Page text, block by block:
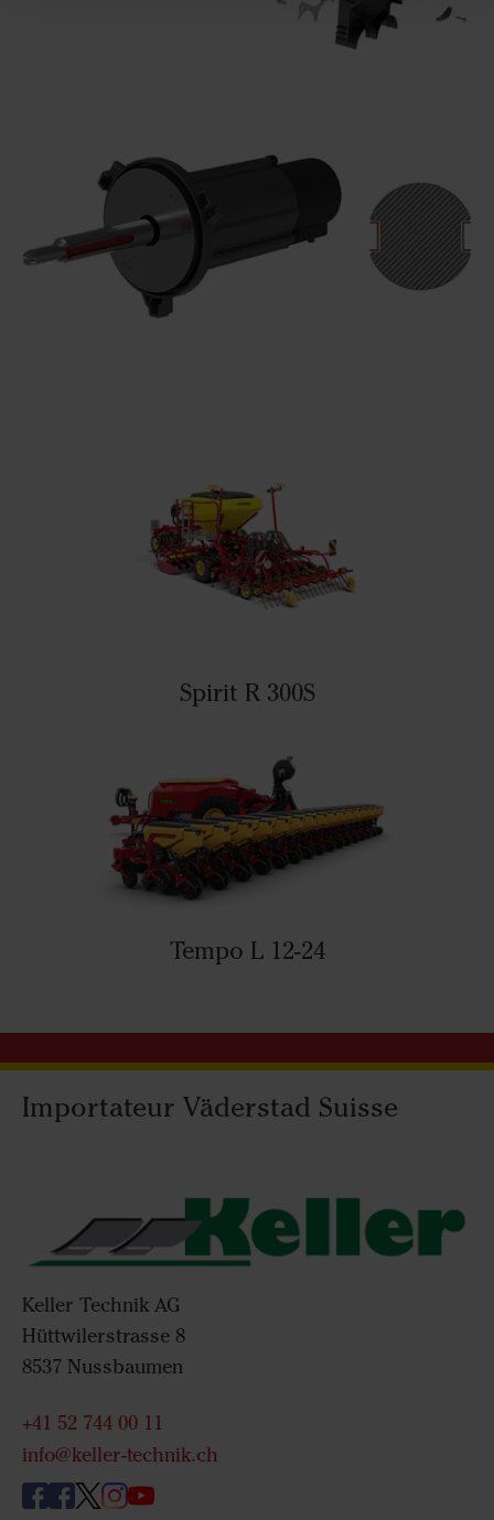
Spirit R 300S
Tempo L 12-24
Importateur Väderstad Suisse
Keller Technik AG
Hüttwilerstrasse 8
8537 Nussbaumen
+41 52 744 00 11
info@keller-technik.ch